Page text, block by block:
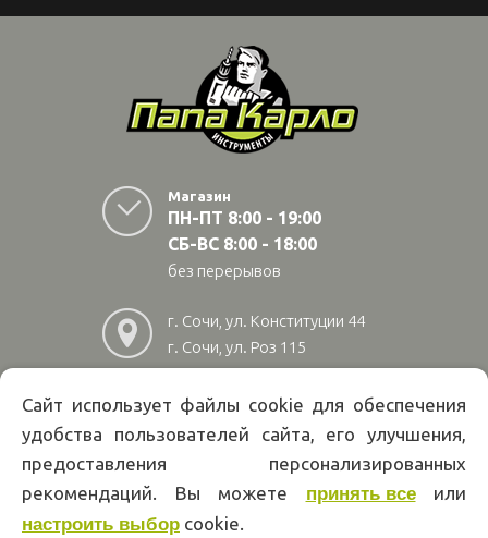
Магазин
ПН-ПТ 8:00 - 19:00
СБ-ВС 8:00 - 18:00
без перерывов
г. Сочи, ул. Конституции 44
г. Сочи, ул. Роз 115
г. Адлер, ул Авиационная
28/10
222 02 01
офертой. Указанные цены действуют только при оформлении заказа
через интернет-магазин papakarlotools.ru.
Сайт использует файлы cookie для обеспечения
удобства пользователей сайта, его улучшения,
предоставления персонализированных
рекомендаций. Вы можете принять всеили
настроить выбор cookie.